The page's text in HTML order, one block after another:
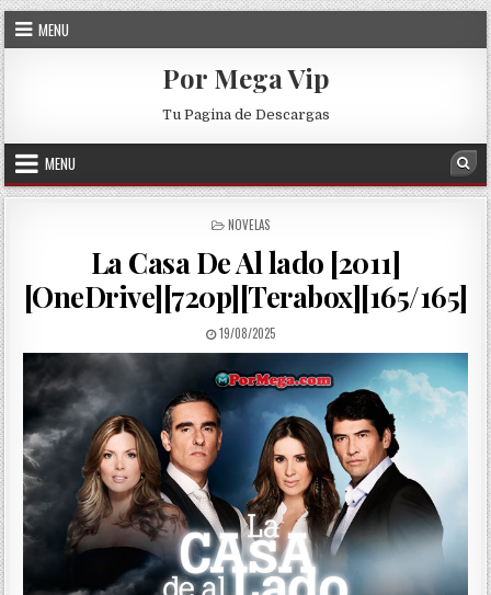
Skip to content
MENU
Por Mega Vip
Tu Pagina de Descargas
MENU
POSTED IN
NOVELAS
La Casa De Al lado [2011]
[OneDrive][720p][Terabox][165/165]
PUBLISHED DATE:
19/08/2025